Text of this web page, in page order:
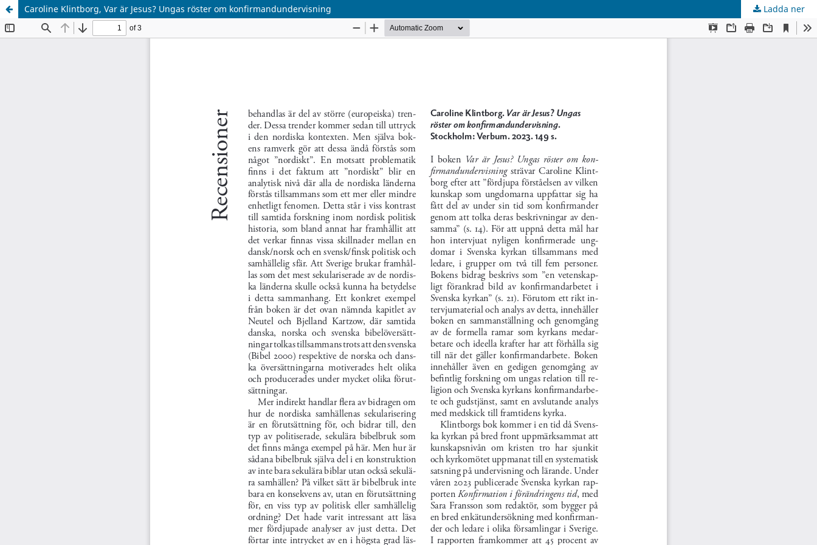
Caroline Klintborg, Var är Jesus? Ungas röster om konfirmandundervisning Ladda ner